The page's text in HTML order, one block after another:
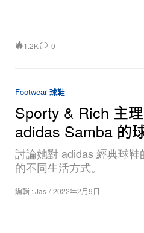
1.2K 0
Footwear 球鞋
Sporty & Rich 主
adidas Samba 的
討論她對 adidas 經典球
的不同生活方式。
編輯 :Jas / 2022年2月9日